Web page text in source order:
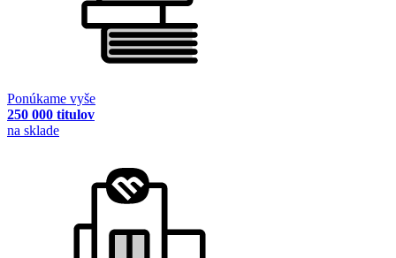
Ponúkame vyše
250 000 titulov
na sklade